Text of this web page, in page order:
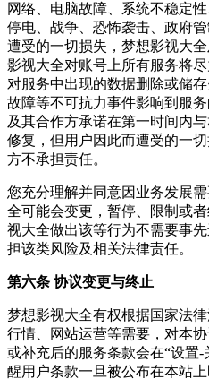
网络、电脑故障、系统不稳定
停电、战争、恐怖袭击、政府
遭受的一切损失，梦想影视大
影视大全对账号上所有服务将
对服务中出现的数据删除或储
故障等不可抗力事件影响到服
及其合作方承诺在第一时间内
修复，但用户因此而遭受的一
方不承担责任。
您充分理解并同意因业务发展
全可能会变更，暂停、限制或
视大全做出该等行为不需要事
担该类风险及相关法律责任。
第六条 协议变更与终止
梦想影视大全有权根据国家法
行情、网站运营等需要，对本
或补充后的服务条款会在“设置
醒用户条款一旦被公布在本站